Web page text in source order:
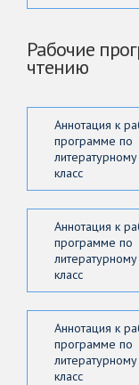
Рабочие
чтению
Аннотация к
программе по
класс
Аннотация к
программе по
класс
Аннотация к
программе по
класс